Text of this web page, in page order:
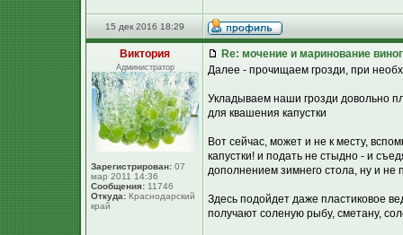
15 дек 2016 18:29
Виктория
Администратор
Зарегистрирован: 07
мар 2011 14:36
Сообщения: 11746
Откуда: Краснодарский
край
Re: мочение и маринование
Далее - прочищаем грозди, при
Укладываем наши грозди довольно
для квашения капустки
Вот сейчас, может и не к месту,
капустки! и подать не стыдно - и
дополнением зимнего стола, ну и не
Здесь подойдет даже пластиковое
получают соленую рыбу, сметану,